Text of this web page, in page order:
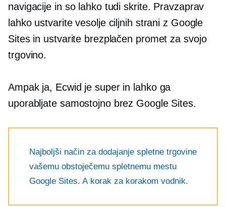
navigacije in so lahko tudi skrite. Pravzaprav
lahko ustvarite vesolje ciljnih strani z Google
Sites in ustvarite brezplačen promet za svojo
trgovino.
Ampak ja, Ecwid je super in lahko ga
uporabljate samostojno brez Google Sites.
Najboljši način za dodajanje spletne trgovine
vašemu obstoječemu spletnemu mestu
Google Sites. A korak za korakom vodnik.